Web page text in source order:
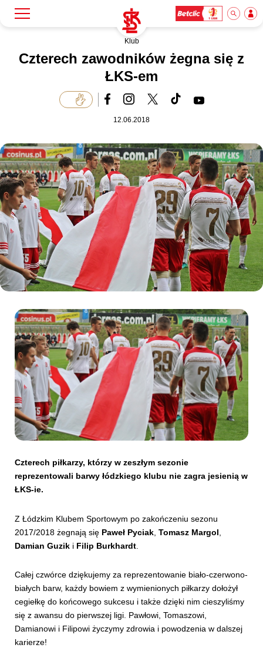
Klub
Akademia
Biznes
Dla mediów
Kibice
SKLEP KUP BILET
Klub
Czterech zawodników żegna się z
ŁKS-em
12.06.2018
Czterech piłkarzy, którzy w zeszłym sezonie
reprezentowali barwy łódzkiego klubu nie zagra jesienią w
ŁKS-ie.
Z Łódzkim Klubem Sportowym po zakończeniu sezonu
2017/2018 żegnają się Paweł Pyciak Tomasz Margol
Damian Guzik i Filip Burkhardt
Całej czwórce dziękujemy za reprezentowanie biało-czerwono-
białych barw, każdy bowiem z wymienionych piłkarzy dołożył
cegiełkę do końcowego sukcesu i także dzięki nim cieszyliśmy
się z awansu do pierwszej ligi. Pawłowi, Tomaszowi,
Damianowi i Filipowi życzymy zdrowia i powodzenia w dalszej
karierze!